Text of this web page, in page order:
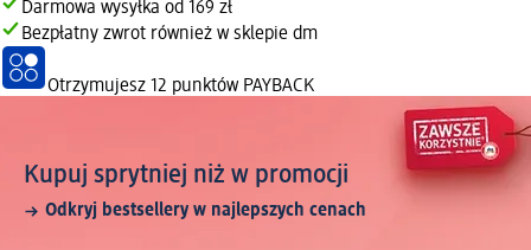
Darmowa wysyłka od 169 zł
Bezpłatny zwrot również w sklepie dm
Otrzymujesz 12 punktów PAYBACK
Kupuj sprytniej niż w promocji
Odkryj bestsellery w najlepszych cenach